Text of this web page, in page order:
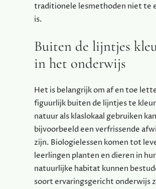
traditionele lesmethoden niet te
is.
Buiten de lijntjes
in het onderwijs
Het is belangrijk om af en toe
figuurlijk buiten de lijntjes te
natuur als klaslokaal gebruiken kan
bijvoorbeeld een verfrissende
zijn. Biologielessen komen tot
leerlingen planten en dieren in
natuurlijke habitat kunnen
soort ervaringsgericht onderwijs